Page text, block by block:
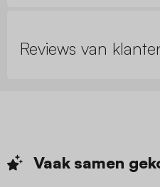
Reviews van
Vaak samen